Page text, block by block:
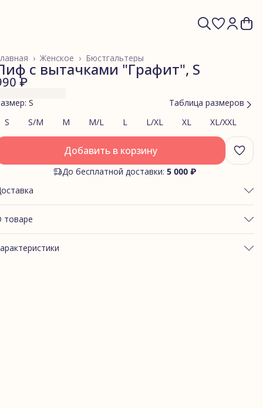
Бюстгальтеры
Женское ›
›
с вытачками "Графит", S
₽
S
Таблица размеров
S
S/M M M/L L L/XL XL XL/XXL
Добавить в корзину
До бесплатной доставки: 5 000 ₽
товаре
ГРУДИ: 84-89
ПОД ГРУДЬЮ: 73-78